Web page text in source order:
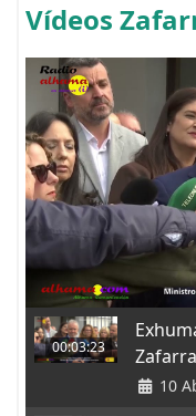
Vídeos
00:03:23
10